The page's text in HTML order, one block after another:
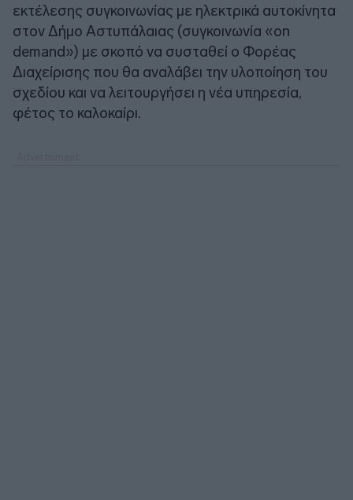
εκτέλεσης συγκοινωνίας με ηλεκτρικά αυτοκίνητα
στον Δήμο Αστυπάλαιας (συγκοινωνία «on
demand») με σκοπό να συσταθεί ο Φορέας
Διαχείρισης που θα αναλάβει την υλοποίηση του
σχεδίου και να λειτουργήσει η νέα υπηρεσία,
φέτος το καλοκαίρι.